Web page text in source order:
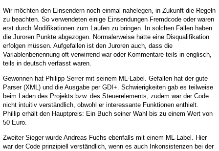
Wir möchten den Einsendern noch einmal nahelegen, in Zukunft die Regeln
zu beachten. So verwendeten einige Einsendungen Fremdcode oder waren
erst durch Modifikationen zum Laufen zu bringen. In solchen Fällen haben
die Juroren Punkte abgezogen. Normalerweise hätte eine Disqualifikation
erfolgen müssen. Aufgefallen ist den Juroren auch, dass die
Variablenbenennung oft verwirrend war oder Kommentare teils in englisch,
teils in deutsch verfasst waren.
Gewonnen hat Philipp Serrer mit seinem ML-Label. Gefallen hat der gute
Parser (XML) und die Ausgabe per GDI+. Schwierigkeiten gab es teilweise
beim Laden des Projekts bzw. des Steuerelements, zudem war der Code
nicht intuitiv verständlich, obwohl er interessante Funktionen enthielt.
Phillip erhält den Hauptpreis: Ein Buch seiner Wahl bis zu einem Wert von
50 Euro.
Zweiter Sieger wurde Andreas Fuchs ebenfalls mit einem ML-Label. Hier
war der Code prinzipiell verständlich, wenn es auch Inkonsistenzen bei der